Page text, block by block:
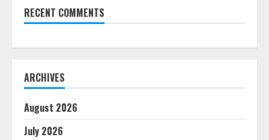
RECENT COMMENTS
ARCHIVES
August 2026
July 2026